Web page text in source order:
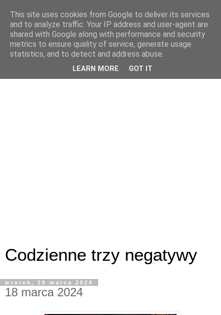
Codzienne trzy negatywy
wtorek, 19 marca 2024
18 marca 2024
This site uses cookies from Google to deliver its services
and to analyze traffic. Your IP address and user-agent are
shared with Google along with performance and security
metrics to ensure quality of service, generate usage
statistics, and to detect and address abuse.
LEARN MORE GOT IT